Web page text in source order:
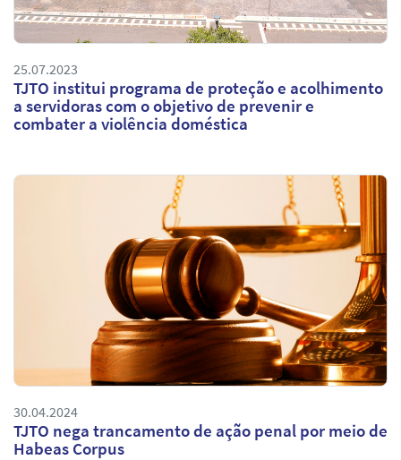
25.07.2023
TJTO institui programa de proteção e acolhimento
a servidoras com o objetivo de prevenir e
combater a violência doméstica
30.04.2024
TJTO nega trancamento de ação penal por meio de
Habeas Corpus